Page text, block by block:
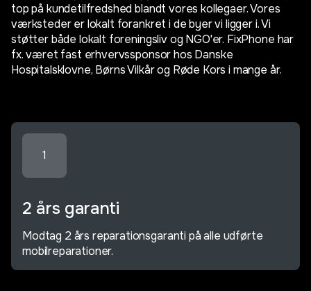
top på kundetilfredshed blandt vores kollegaer. Vores
værksteder er lokalt forankret i de byer vi ligger i. Vi
støtter både lokalt foreningsliv og NGO'er. FixPhone har
fx. været fast erhvervssponsor hos Danske
Hospitalsklovne, Børns Vilkår og Røde Kors i mange år.
1
2 års garanti
Modtag 2 års reparationsgaranti på alle udførte
mobilreparationer.